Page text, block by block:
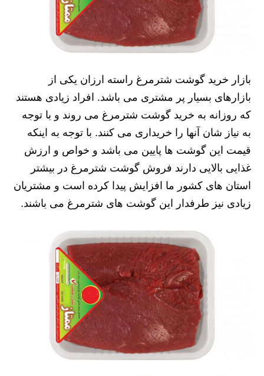
بازار خرید گوشت شترمرغ راسته ارزان یکی از
بازارهای بسیار پر مشتری می باشد. افراد زیادی هستند
که روزانه به خرید گوشت شترمرغ می‌ روند و با توجه
به نیاز شان آنها را خریداری می کنند. با توجه به اینکه
قیمت این گوشت ها پایین می باشد و خواص و ارزش
غذایی بالایی دارند فروش گوشت شترمرغ در بیشتر
استان‌ های کشور ما افزایش پیدا کرده است و مشتریان
زیادی نیز طرفدار این گوشت‌ های شترمرغ می باشند.